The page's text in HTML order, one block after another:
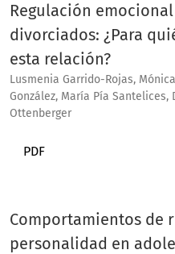
Regulación
divorciados: ¿Para
esta relación?
Lusmenia Garrido-Rojas,
González, María Pía Santelices,
Ottenberger
PDF
Comportamientos de
personalidad en